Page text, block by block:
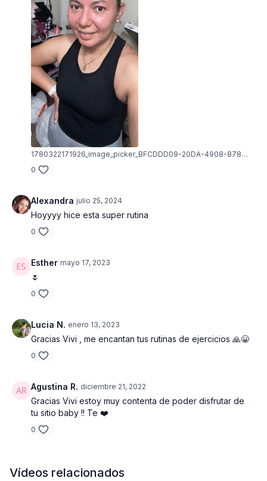
1780322171926_image_picker_BFCDDD09-20DA-4908-878E-F7C3B6241E49-7360-000000CE1C4A6056.1780322172.jpg
0
Alexandra julio 25, 2024
Hoyyyy hice esta super rutina
0
Esther mayo 17, 2023
🌷
0
Lucia N. enero 13, 2023
Gracias Vivi , me encantan tus rutinas de ejercicios 🙏😀
0
Agustina R. diciembre 21, 2022
Gracias Vivi estoy muy contenta de poder disfrutar de
tu sitio baby !! Te ❤️
0
Vídeos relacionados